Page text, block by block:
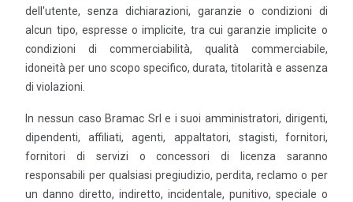
dell'utente, senza dichiarazioni, garanzie o condizioni di
alcun tipo, espresse o implicite, tra cui garanzie implicite o
condizioni di commerciabilità, qualità commerciabile,
idoneità per uno scopo specifico, durata, titolarità e assenza
di violazioni.
In nessun caso Bramac Srl e i suoi amministratori, dirigenti,
dipendenti, affiliati, agenti, appaltatori, stagisti, fornitori,
fornitori di servizi o concessori di licenza saranno
responsabili per qualsiasi pregiudizio, perdita, reclamo o per
un danno diretto, indiretto, incidentale, punitivo, speciale o